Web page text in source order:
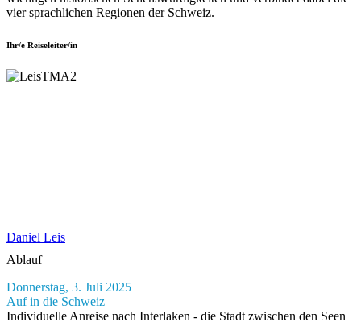
vier sprachlichen Regionen der Schweiz.
Ihr/e Reiseleiter/in
Daniel Leis
Ablauf
Donnerstag, 3. Juli 2025
Auf in die Schweiz
Individuelle Anreise nach Interlaken - die Stadt zwischen den Seen